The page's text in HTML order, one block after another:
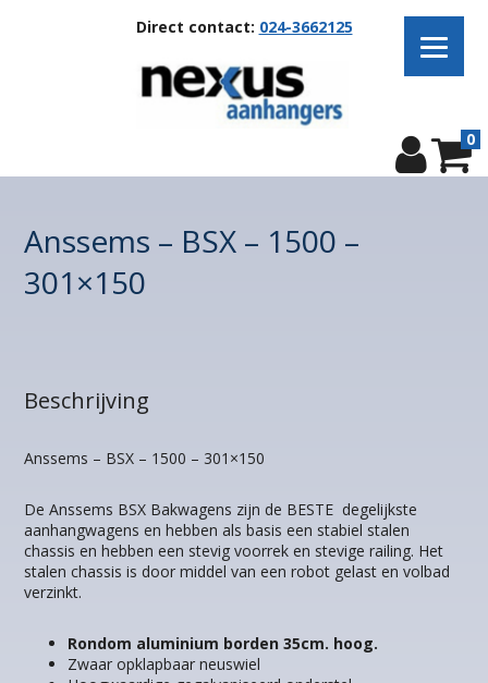
Direct contact: 024-3662125
0
Anssems – BSX – 1500 –
301×150
Beschrijving
Anssems – BSX – 1500 – 301×150
De Anssems BSX Bakwagens zijn de BESTE degelijkste
aanhangwagens en hebben als basis een stabiel stalen
chassis en hebben een stevig voorrek en stevige railing. Het
stalen chassis is door middel van een robot gelast en volbad
verzinkt.
Rondom aluminium borden 35cm. hoog.
Zwaar opklapbaar neuswiel